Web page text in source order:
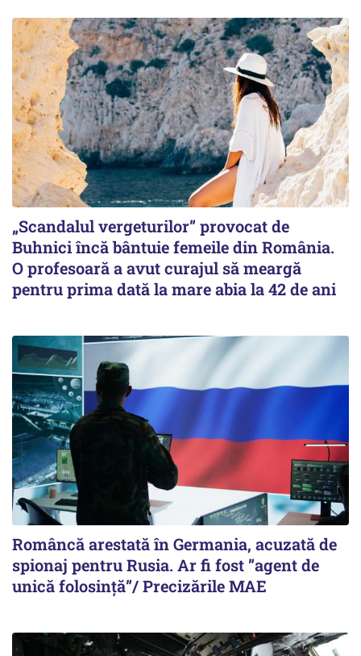
„Scandalul vergeturilor” provocat de
Buhnici încă bântuie femeile din România.
O profesoară a avut curajul să meargă
pentru prima dată la mare abia la 42 de ani
Româncă arestată în Germania, acuzată de
spionaj pentru Rusia. Ar fi fost ”agent de
unică folosință”/ Precizările MAE